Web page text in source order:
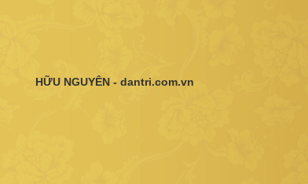
HỮU NGUYÊN - dantri.com.vn